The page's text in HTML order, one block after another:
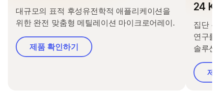
개요
문의 사항
대규모의 표적 후성유전학적 애플리케이션을
위한 완전 맞춤형 메틸레이션 마이크로어레이.
제품 확인하기
24
집단
연구를
솔루션
제